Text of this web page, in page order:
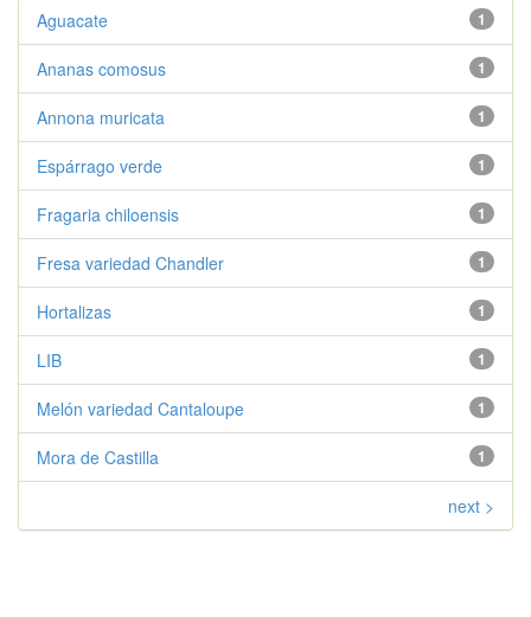
1
Aguacate
1
Ananas comosus
1
Annona muricata
1
Espárrago verde
1
Fragaria chiloensis
1
Fresa variedad Chandler
1
Hortalizas
1
LIB
1
Melón variedad Cantaloupe
1
Mora de Castilla
next >